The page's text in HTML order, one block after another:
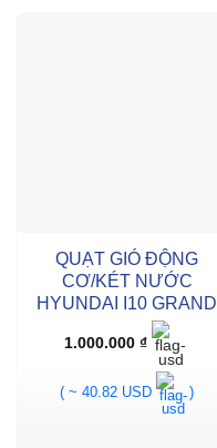
QUẠT GIÓ ĐỘNG
CƠ/KÉT NƯỚC
HYUNDAI I10 GRAND
1.000.000 ₫
( ~ 40.82 USD )